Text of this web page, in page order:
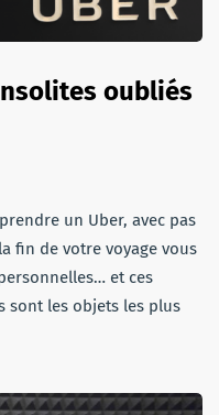
oubliés
un Uber, avec pas
fin de votre voyage vous
et ces
sont les objets les plus